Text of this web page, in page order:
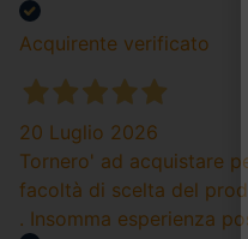
Acquirente verificato
20 Luglio 2026
Tornero' ad acquistare
facoltà di scelta del
. Insomma esperienza